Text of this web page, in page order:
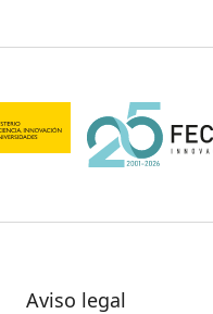
Aviso legal